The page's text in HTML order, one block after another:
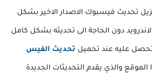
تحديث فيسبوك الاصدار الاخير بشكل
دون الحاجة الى تحديثه بشكل كامل
عليه عند تحميل تحديث الفيس
والذي يقدم التحديثات الجديدة